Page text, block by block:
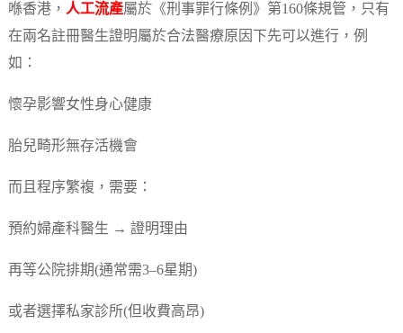
喺香港， 人工流產屬於《刑事罪行條例》第160條規管，只有
在兩名註冊醫生證明屬於合法醫療原因下先可以進行，例
如：
懷孕影響女性身心健康
胎兒畸形無存活機會
而且程序繁複，需要：
預約婦產科醫生 → 證明理由
再等公院排期(通常需3–6星期)
或者選擇私家診所(但收費高昂)